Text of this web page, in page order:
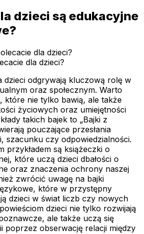
dzieci są edukacyjne
dla dzieci?
dzieci odgrywają kluczową rolę w
oraz społecznym. Warto
które nie tylko bawią, ale także
życiowych oraz umiejętności
takich bajek to „Bajki z
pouczające przesłania
szacunku czy odpowiedzialności.
przykładem są książeczki o
które uczą dzieci dbałości o
oraz znaczenia ochrony naszej
zwrócić uwagę na bajki
które w przystępny
dzieci w świat liczb czy nowych
dzieci nie tylko rozwijają
ale także uczą się
poprzez obserwację relacji między